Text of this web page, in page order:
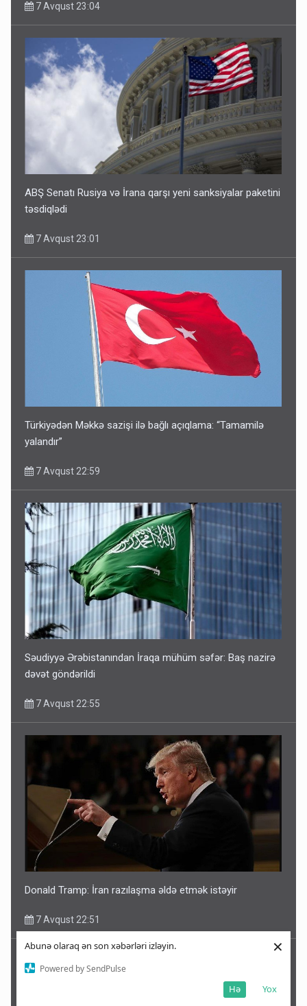
Abunə olaraq ən son xəbərləri izləyin.
Powered by SendPulse
Yox
Hə
×
7 Avqust 23:04
ABŞ Senatı Rusiya və İrana qarşı yeni sanksiyalar paketini
təsdiqlədi
7 Avqust 23:01
Türkiyədən Məkkə sazişi ilə bağlı açıqlama: “Tamamilə
yalandır”
7 Avqust 22:59
Səudiyyə Ərəbistanından İraqa mühüm səfər: Baş nazirə
dəvət göndərildi
7 Avqust 22:55
Donald Tramp: İran razılaşma əldə etmək istəyir
7 Avqust 22:51